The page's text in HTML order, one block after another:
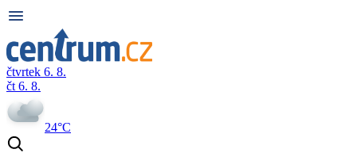
čtvrtek 6. 8.
čt 6. 8.
24°C